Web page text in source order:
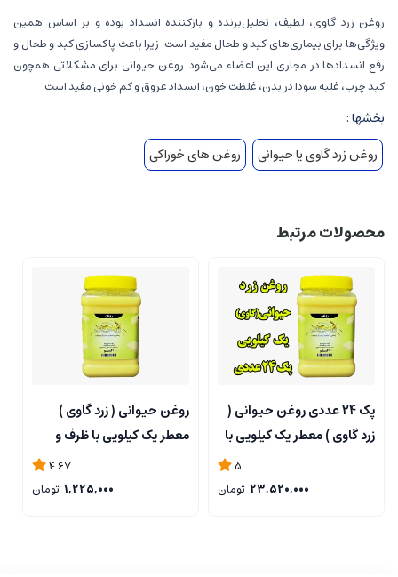
روغن زرد گاوی، لطیف، تحلیل‌برنده و بازکننده انسداد بوده و بر اساس همین
ویژگی‌ها برای بیماری‌های کبد و طحال مفید است. زیرا باعث پاکسازی کبد و طحال و
رفع انسدادها در مجاری این اعضاء می‌شود. روغن حیوانی برای مشکلاتی همچون
کبد چرب، غلبه سودا در بدن، غلظت خون، انسداد عروق و کم خونی مفید است
بخشها :
روغن زرد گاوی یا حیوانی
روغن های خوراکی
محصولات مرتبط
پک 24 عددی روغن حیوانی (‌‌
زرد گاوی ) معطر یک کیلویی با
5
23,520,000 تومان
روغن حیوانی (‌‌ زرد گاوی )
معطر یک کیلویی با ظرف و
4.67
1,225,000 تومان